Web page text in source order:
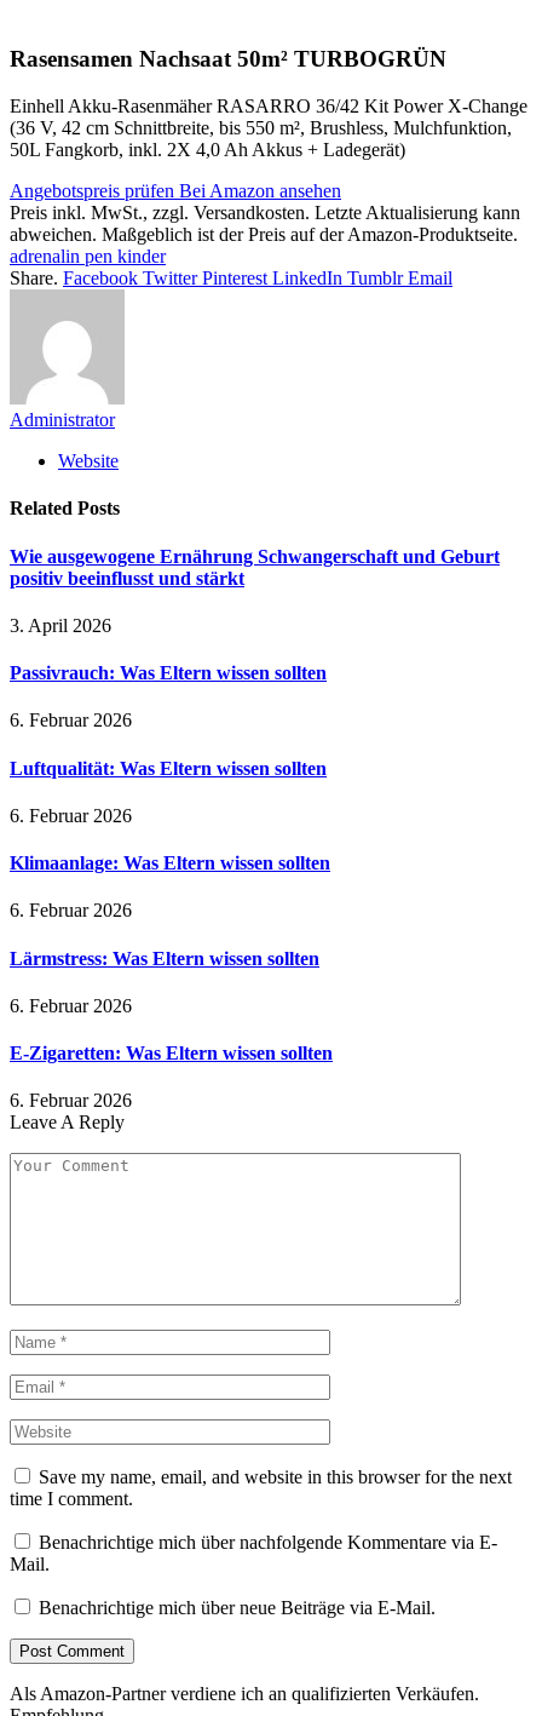
Rasensamen Nachsaat 50m² TURBOGRÜN
Einhell Akku-Rasenmäher RASARRO 36/42 Kit Power X-Change
(36 V, 42 cm Schnittbreite, bis 550 m², Brushless, Mulchfunktion,
50L Fangkorb, inkl. 2X 4,0 Ah Akkus + Ladegerät)
Angebotspreis prüfen Bei Amazon ansehen
Preis inkl. MwSt., zzgl. Versandkosten. Letzte Aktualisierung kann
abweichen. Maßgeblich ist der Preis auf der Amazon-Produktseite.
adrenalin pen kinder
Share. Facebook Twitter Pinterest LinkedIn Tumblr Email
Administrator
Website
Related Posts
Wie ausgewogene Ernährung Schwangerschaft und Geburt
positiv beeinflusst und stärkt
3. April 2026
Passivrauch: Was Eltern wissen sollten
6. Februar 2026
Luftqualität: Was Eltern wissen sollten
6. Februar 2026
Klimaanlage: Was Eltern wissen sollten
6. Februar 2026
Lärmstress: Was Eltern wissen sollten
6. Februar 2026
E-Zigaretten: Was Eltern wissen sollten
6. Februar 2026
Leave A Reply
Save my name, email, and website in this browser for the next
time I comment.
Benachrichtige mich über nachfolgende Kommentare via E-
Mail.
Benachrichtige mich über neue Beiträge via E-Mail.
Als Amazon-Partner verdiene ich an qualifizierten Verkäufen.